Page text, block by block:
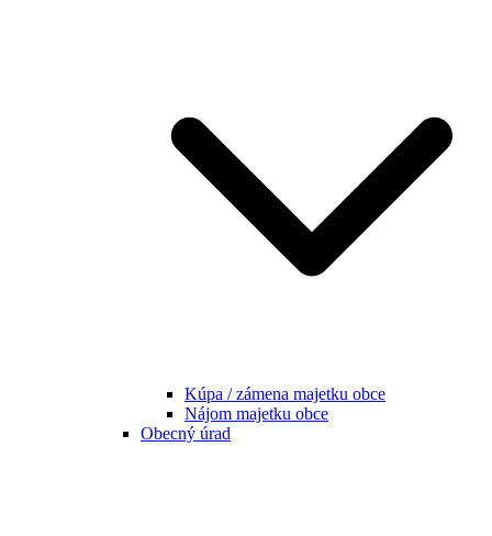
Kúpa / zámena majetku obce
Nájom majetku obce
Obecný úrad